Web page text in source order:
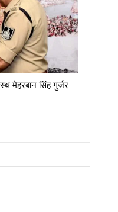
मेहरबान सिंह गुर्जर